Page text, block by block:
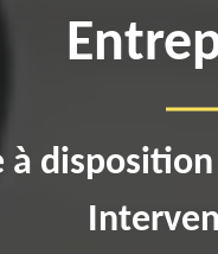
à disposition